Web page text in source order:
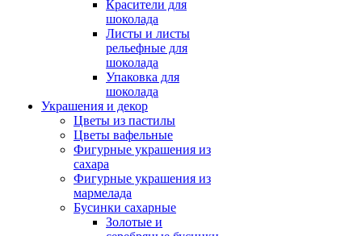
Красители для
шоколада
Листы и листы
рельефные для
шоколада
Упаковка для
шоколада
Украшения и декор
Цветы из пастилы
Цветы вафельные
Фигурные украшения из
сахара
Фигурные украшения из
мармелада
Бусинки сахарные
Золотые и